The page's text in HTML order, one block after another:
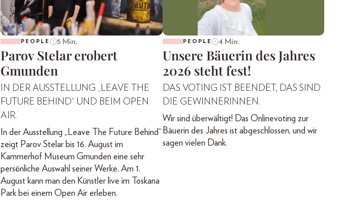
PEOPLE 5 Min.
Parov Stelar erobert
Gmunden
IN DER AUSSTELLUNG „LEAVE THE
FUTURE BEHIND“ UND BEIM OPEN
AIR.
In der Ausstellung „Leave The Future Behind“
zeigt Parov Stelar bis 16. August im
Kammerhof Museum Gmunden eine sehr
persönliche Auswahl seiner Werke. Am 1.
August kann man den Künstler live im Toskana
Park bei einem Open Air erleben.
PEOPLE 4 Min.
Unsere Bäuerin des Jahres
2026 steht fest!
DAS VOTING IST BEENDET, DAS SIND
DIE GEWINNERINNEN.
Wir sind überwältigt! Das Onlinevoting zur
Bäuerin des Jahres ist abgeschlossen, und wir
sagen vielen Dank.